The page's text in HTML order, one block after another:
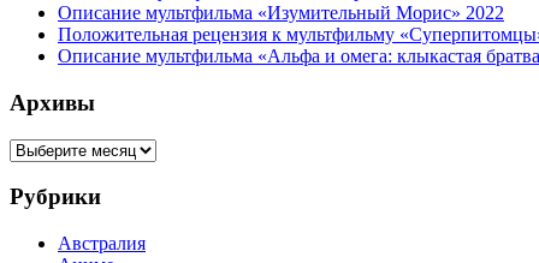
Описание мультфильма «Изумительный Морис» 2022
Положительная рецензия к мультфильму
Описание мультфильма «Альфа и омега: клыкастая
Архивы
Архивы
Рубрики
Австралия